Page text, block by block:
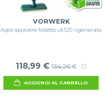
VORWERK
Aspirapolvere folletto vk120 rigenerato
118,99 € 134,26 €
AGGIUNGI AL CARRELLO